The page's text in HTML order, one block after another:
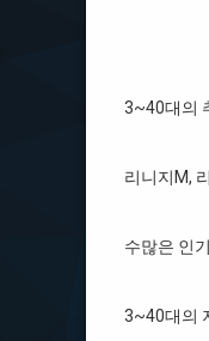
3~40대의
리니지M,
수많은 인
3~40대의